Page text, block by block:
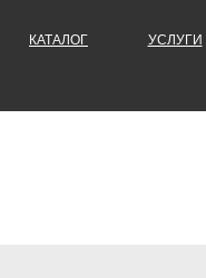
УСЛУГИ
КАТАЛОГ